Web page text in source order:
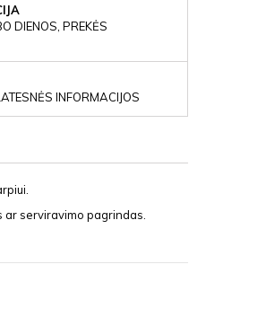
DIENOS, PREKĖS
INFORMACIJOS
serviravimo pagrindas.